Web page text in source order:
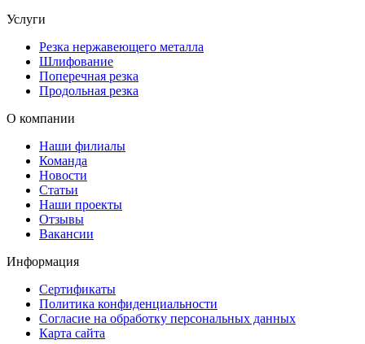
Услуги
Резка нержавеющего металла
Шлифование
Поперечная резка
Продольная резка
О компании
Наши филиалы
Команда
Новости
Статьи
Наши проекты
Отзывы
Вакансии
Информация
Сертификаты
Политика конфиденциальности
Согласие на обработку персональных данных
Карта сайта